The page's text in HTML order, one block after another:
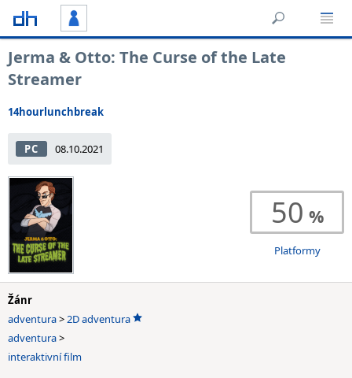
Jerma & Otto: The Curse of the Late
Streamer
14hourlunchbreak
PC 08.10.2021
50
Platformy
Žánr
adventura>2D adventura
adventura>
interaktivní film